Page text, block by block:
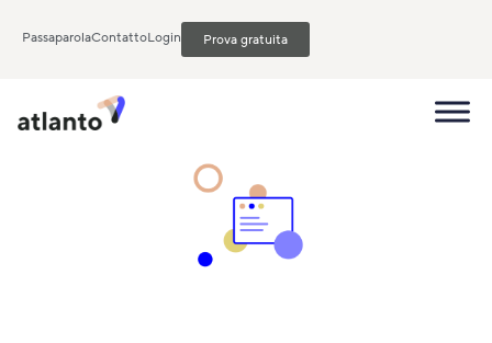
PassaparolaContattoLogin Prova gratuita